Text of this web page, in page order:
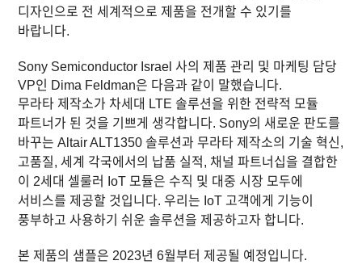
디자인으로 전 세계적으로 제품을 전개할 수 있기를
바랍니다.
Sony Semiconductor Israel 사의 제품 관리 및 마케팅 담당
VP인 Dima Feldman은 다음과 같이 말했습니다.
무라타 제작소가 차세대 LTE 솔루션을 위한 전략적 모듈
파트너가 된 것을 기쁘게 생각합니다. Sony의 새로운 판도를
바꾸는 Altair ALT1350 솔루션과 무라타 제작소의 기술 혁신,
고품질, 세계 각국에서의 납품 실적, 채널 파트너십을 결합한
이 2세대 셀룰러 IoT 모듈은 수직 및 대중 시장 모두에
서비스를 제공할 것입니다. 우리는 IoT 고객에게 기능이
풍부하고 사용하기 쉬운 솔루션을 제공하고자 합니다.
본 제품의 샘플은 2023년 6월부터 제공될 예정입니다.